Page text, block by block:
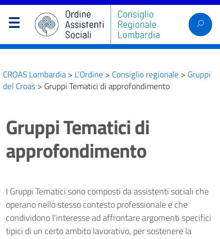
CROAS Lombardia> L’Ordine > Consiglio regionale > Gruppi
del Croas > Gruppi Tematici di approfondimento
Gruppi Tematici di
approfondimento
I Gruppi Tematici sono composti da assistenti sociali che
operano nello stesso contesto professionale e che
condividono l'interesse ad affrontare argomenti specifici
tipici di un certo ambito lavorativo, per sostenere la